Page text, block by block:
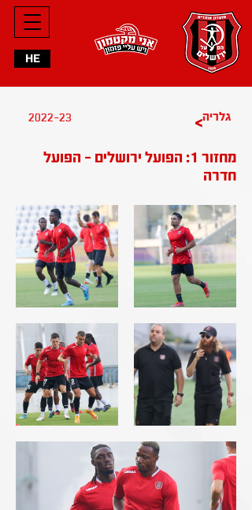
HE
2022-23 >גלריה
מחזור 1: הפועל ירושלים - הפועל
חדרה